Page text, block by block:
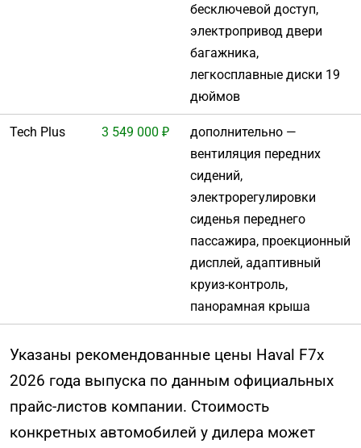
бесключевой доступ,
электропривод двери
багажника,
легкосплавные диски 19
дюймов
Tech Plus 3 549 000 ₽
дополнительно —
вентиляция передних
сидений,
электрорегулировки
сиденья переднего
пассажира, проекционный
дисплей, адаптивный
круиз-контроль,
панорамная крыша
Указаны рекомендованные цены Haval F7x
2026 года выпуска по данным официальных
прайс-листов компании. Стоимость
конкретных автомобилей у дилера может